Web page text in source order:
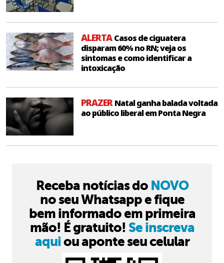
ALERTACasos de ciguatera
disparam 60% no RN; veja os
sintomas e como identificar a
intoxicação
PRAZERNatal ganha balada voltada
ao público liberal em Ponta Negra
Receba notícias do NOVO
no seu Whatsapp e fique
bem informado em primeira
mão! É gratuito! Se inscreva
aquiou aponte seu celular